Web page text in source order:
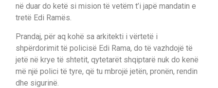
në duar do ketë si mision të vetëm t’i japë mandatin e
tretë Edi Ramës.
Prandaj, për aq kohë sa arkitekti i vërtetë i
shpërdorimit të policisë Edi Rama, do të vazhdojë të
jetë në krye të shtetit, qytetarët shqiptarë nuk do kenë
më një polici të tyre, që tu mbrojë jetën, pronën, rendin
dhe sigurinë.